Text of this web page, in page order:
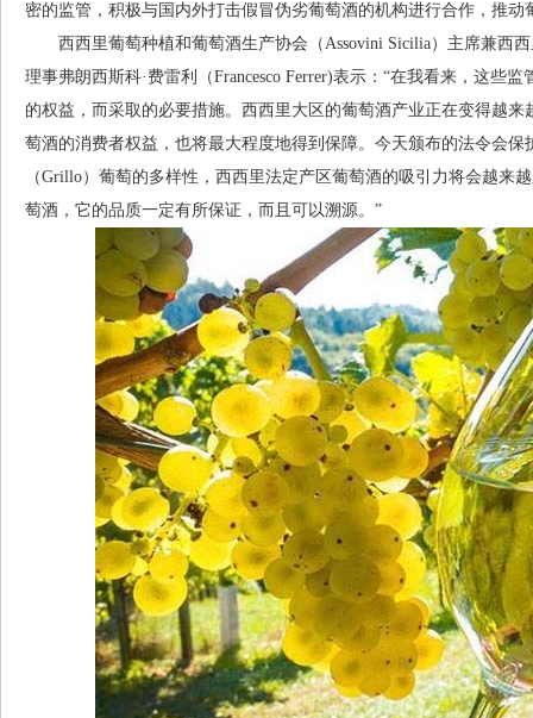
密的监管，积极与国内外打击假冒伪劣葡萄酒的机构进行合作，推
西西里葡萄种植和葡萄酒生产协会（Assovini Sicilia）主席兼西西
理事弗朗西斯科·费雷利（Francesco Ferrer)表示：“在我看来，这些
的权益，而采取的必要措施。西西里大区的葡萄酒产业正在变得越
萄酒的消费者权益，也将最大程度地得到保障。今天颁布的法令会保
（Grillo）葡萄的多样性，西西里法定产区葡萄酒的吸引力将会越来
萄酒，它的品质一定有所保证，而且可以溯源。”